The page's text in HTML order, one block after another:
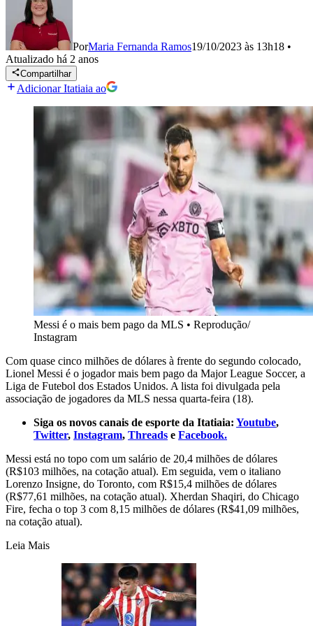
PorMaria Fernanda Ramos19/10/2023 às 13h18 •
Atualizado há 2 anos
Compartilhar
Adicionar Itatiaia ao
Messi é o mais bem pago da MLS • Reprodução/
Instagram
Com quase cinco milhões de dólares à frente do segundo colocado,
Lionel Messi é o jogador mais bem pago da Major League Soccer, a
Liga de Futebol dos Estados Unidos. A lista foi divulgada pela
associação de jogadores da MLS nessa quarta-feira (18).
Siga os novos canais de esporte da Itatiaia: Youtube,
Twitter, Instagram, Threads e Facebook.
Messi está no topo com um salário de 20,4 milhões de dólares
(R$103 milhões, na cotação atual). Em seguida, vem o italiano
Lorenzo Insigne, do Toronto, com R$15,4 milhões de dólares
(R$77,61 milhões, na cotação atual). Xherdan Shaqiri, do Chicago
Fire, fecha o top 3 com 8,15 milhões de dólares (R$41,09 milhões,
na cotação atual).
Leia Mais